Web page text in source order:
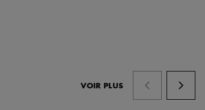
VOIR PLUS